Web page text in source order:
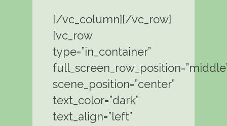
[/vc_column][/vc_row]
[vc_row
type=”in_container”
scene_position=”center”
text_color=”dark”
text_align=”left”